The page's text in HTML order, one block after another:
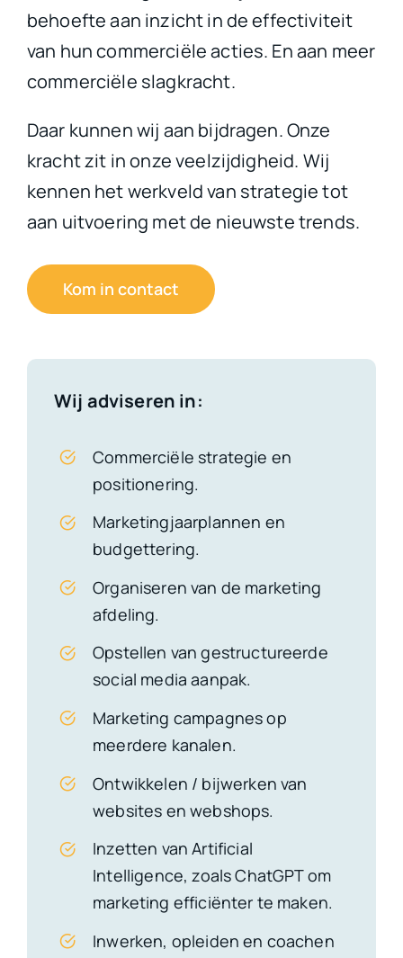
behoefte aan inzicht in de effectiviteit
van hun commerciële acties. En aan meer
commerciële slagkracht.
Daar kunnen wij aan bijdragen. Onze
kracht zit in onze veelzijdigheid. Wij
kennen het werkveld van strategie tot
aan uitvoering met de nieuwste trends.
Kom in contact
Wij adviseren in:
Commerciële strategie en
positionering.
Marketingjaarplannen en
budgettering.
Organiseren van de marketing
afdeling.
Opstellen van gestructureerde
social media aanpak.
Marketing campagnes op
meerdere kanalen.
Ontwikkelen / bijwerken van
websites en webshops.
Inzetten van Artificial
Intelligence, zoals ChatGPT om
marketing efficiënter te maken.
Inwerken, opleiden en coachen